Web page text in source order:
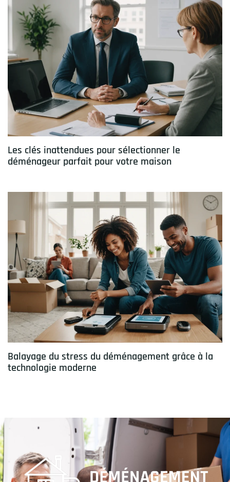
Les clés inattendues pour sélectionner le
déménageur parfait pour votre maison
Balayage du stress du déménagement grâce à la
technologie moderne